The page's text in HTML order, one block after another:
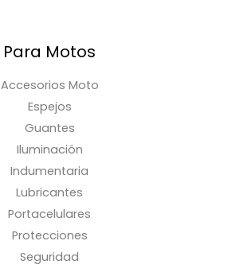
Para Motos
Accesorios Moto
Espejos
Guantes
Iluminación
Indumentaria
Lubricantes
Portacelulares
Protecciones
Seguridad